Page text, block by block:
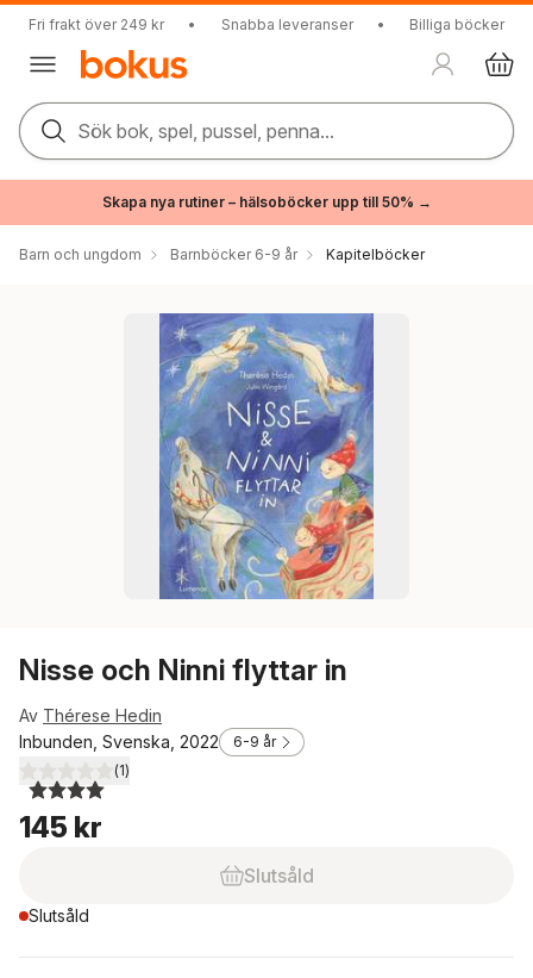
Fri frakt över 249 kr • Snabba leveranser • Billiga böcker
Sök bok, spel, pussel, penna...
Skapa nya rutiner – hälsoböcker upp till 50% →
Barn och ungdom Barnböcker 6-9 år Kapitelböcker
Nisse och Ninni flyttar in
Av Thérese Hedin
Inbunden, Svenska, 2022
6-9 år
4,0utav 5 stjärnor. Totalt antal röster:
(1)
145 kr
Slutsåld
Slutsåld